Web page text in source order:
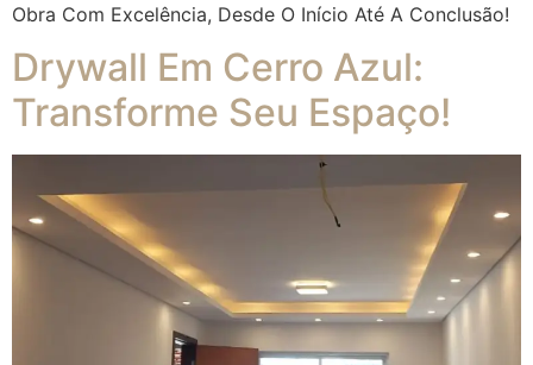
Obra Com Excelência, Desde O Início Até A Conclusão!
Drywall Em Cerro Azul:
Transforme Seu Espaço!